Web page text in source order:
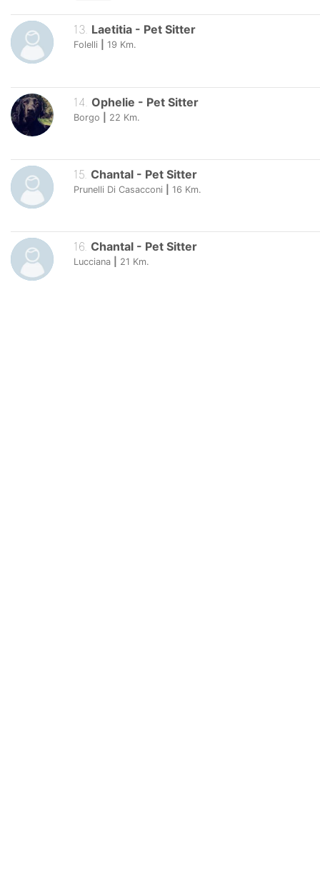
13. Laetitia - Pet Sitter
Folelli 19 Km.
14 Ophelie - Pet Sitter
Borgo 22 Km.
15 Chantal - Pet Sitter
Prunelli Di Casacconi 16 Km.
16 Chantal - Pet Sitter
Lucciana 21 Km.